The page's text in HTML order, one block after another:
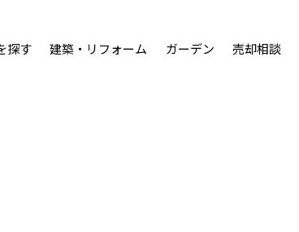
探す 建築・リフォーム ガーデン 売却相談